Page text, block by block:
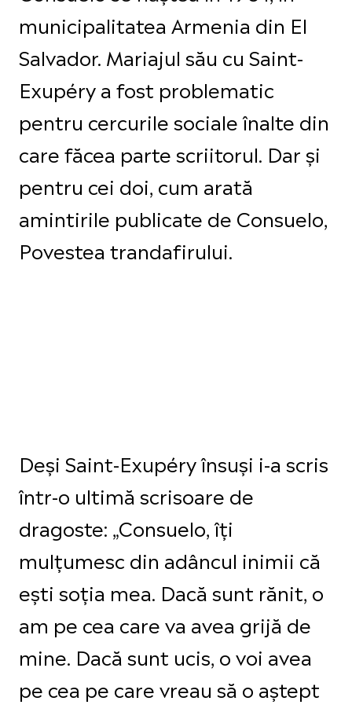
municipalitatea Armenia din El
Salvador. Mariajul său cu Saint-
Exupéry a fost problematic
pentru cercurile sociale înalte din
care făcea parte scriitorul. Dar și
pentru cei doi, cum arată
amintirile publicate de Consuelo,
Povestea trandafirului.
Deși Saint-Exupéry însuși i-a scris
într-o ultimă scrisoare de
dragoste: „Consuelo, îți
mulțumesc din adâncul inimii că
ești soția mea. Dacă sunt rănit, o
am pe cea care va avea grijă de
mine. Dacă sunt ucis, o voi avea
pe cea pe care vreau să o aștept